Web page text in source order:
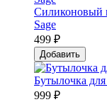
Силиконовый
Sage
499 ₽
Добавить
Бутылочка
999 ₽